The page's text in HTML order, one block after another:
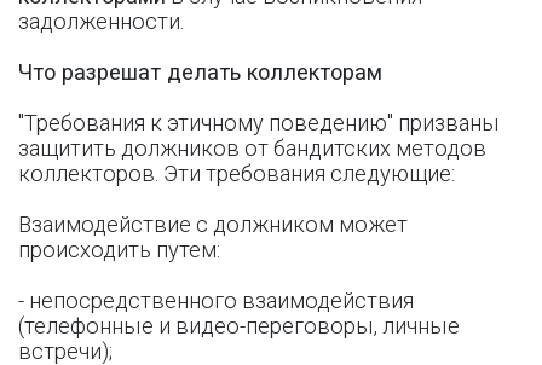
задолженности.
Что разрешат делать коллекторам
"Требования к этичному поведению" призваны
защитить должников от бандитских методов
коллекторов. Эти требования следующие:
Взаимодействие с должником может
происходить путем:
- непосредственного взаимодействия
(телефонные и видео-переговоры, личные
встречи);